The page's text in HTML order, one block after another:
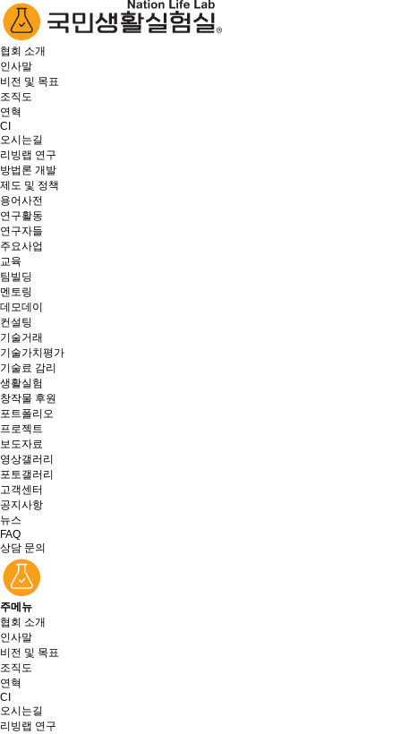
협회 소개
인사말
비전 및 목표
조직도
연혁
CI
오시는길
리빙랩 연구
방법론 개발
제도 및 정책
용어사전
연구활동
연구자들
주요사업
교육
팀빌딩
멘토링
데모데이
컨설팅
기술거래
기술가치평가
기술료 감리
생활실험
창작물 후원
포트폴리오
프로젝트
보도자료
영상갤러리
포토갤러리
고객센터
공지사항
뉴스
FAQ
상담 문의
주메뉴
협회 소개
인사말
비전 및 목표
조직도
연혁
CI
오시는길
리빙랩 연구